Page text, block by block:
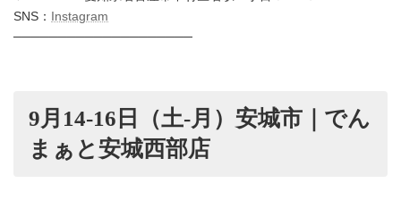
SNS： Instagram
────────────────────
9月14-16日（土-月）安城市｜でん
まぁと安城西部店